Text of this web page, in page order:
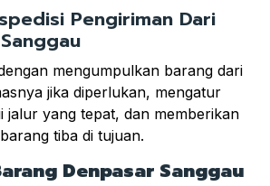
Pengiriman Dari
mengumpulkan barang dari
jika diperlukan, mengatur
jalur yang tepat, dan memberikan
tiba di tujuan.
Denpasar Sanggau